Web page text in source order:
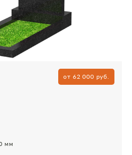
от 62 000 руб.
мм